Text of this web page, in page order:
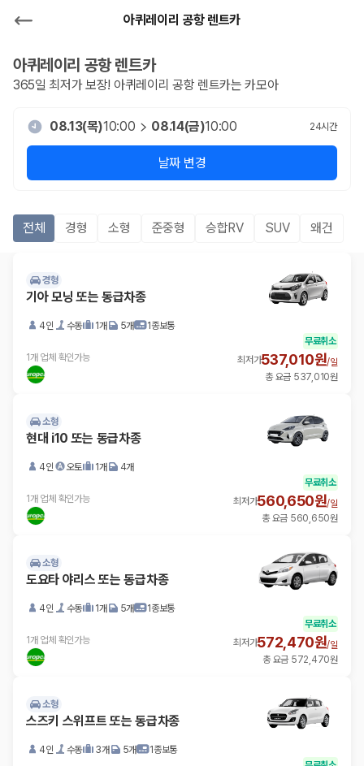
아퀴레이리 공항 렌트카
아퀴레이리 공항렌트카
365일 최저가 보장! 아퀴레이리 공항 렌트카는 카모아
08.13(목)10:00 08.14(금)10:00 24시간
날짜 변경
전체 경형 소형 준중형 승합RV SUV 왜건
경형
기아 모닝 또는 동급차종
4인 수동 1개 5개 1종보통
1개 업체 확인가능
무료취소
최저가537,010원/일
총 요금 537,010원
소형
현대 i10 또는 동급차종
4인 오토 1개 4개
1개 업체 확인가능
무료취소
최저가560,650원/일
총 요금 560,650원
소형
도요타 야리스 또는 동급차종
4인 수동 1개 5개 1종보통
1개 업체 확인가능
무료취소
최저가572,470원/일
총 요금 572,470원
소형
스즈키 스위프트 또는 동급차종
4인 수동 3개 5개 1종보통